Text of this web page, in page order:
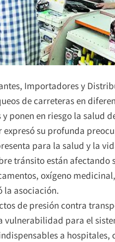
Importadores y
de carreteras en
ponen en riesgo la salud
su profunda
para la salud y la
tránsito están afectando
oxígeno
la asociación.
de presión contra
vulnerabilidad para el
a hospitales,